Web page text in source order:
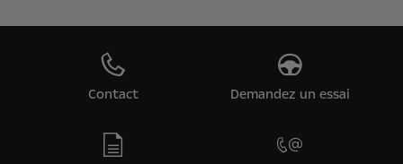
Contact Demandez un essai